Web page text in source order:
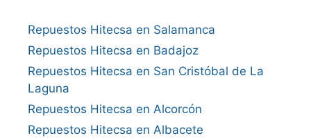
Repuestos Hitecsa en Salamanca
Repuestos Hitecsa en Badajoz
Repuestos Hitecsa en San Cristóbal de La
Laguna
Repuestos Hitecsa en Alcorcón
Repuestos Hitecsa en Albacete